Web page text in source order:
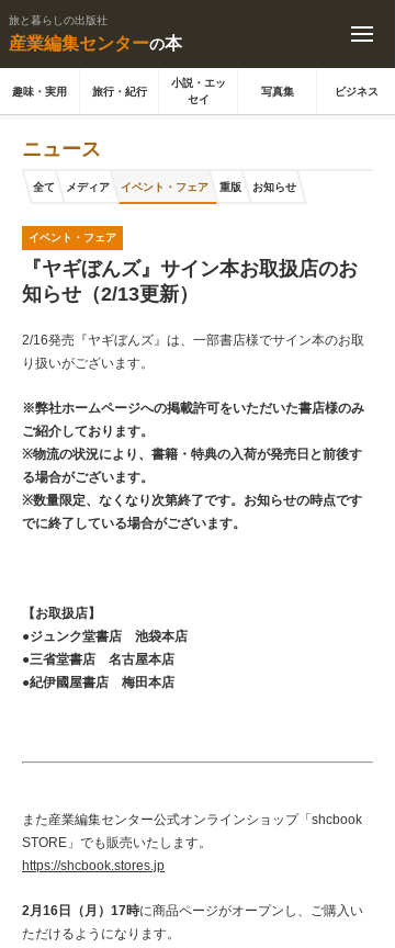
旅と暮らしの出版社
産業編集センターの本
趣味・実用 旅行・紀行
小説・エッ
セイ
写真集 ビジネス
ニュース
全て メディア イベント・フェア 重版 お知らせ
イベント・フェア
『ヤギぼんズ』サイン本お取扱店のお
知らせ（2/13更新）
2/16発売『ヤギぼんズ』は、一部書店様でサイン本のお取
り扱いがございます。
※弊社ホームページへの掲載許可をいただいた書店様のみ
ご紹介しております。
※物流の状況により、書籍・特典の入荷が発売日と前後す
る場合がございます。
※数量限定、なくなり次第終了です。お知らせの時点です
でに終了している場合がございます。
【お取扱店】
●ジュンク堂書店 池袋本店
●三省堂書店 名古屋本店
●紀伊國屋書店 梅田本店
また産業編集センター公式オンラインショップ「shcbook
STORE」でも販売いたします。
https://shcbook.stores.jp
2月16日（月）17時に商品ページがオープンし、ご購入い
ただけるようになります。